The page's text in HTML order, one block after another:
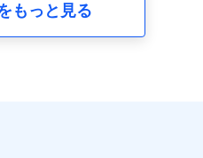
支払方法、車のメーカーや
構造や築年数などの情報、
もっと見る